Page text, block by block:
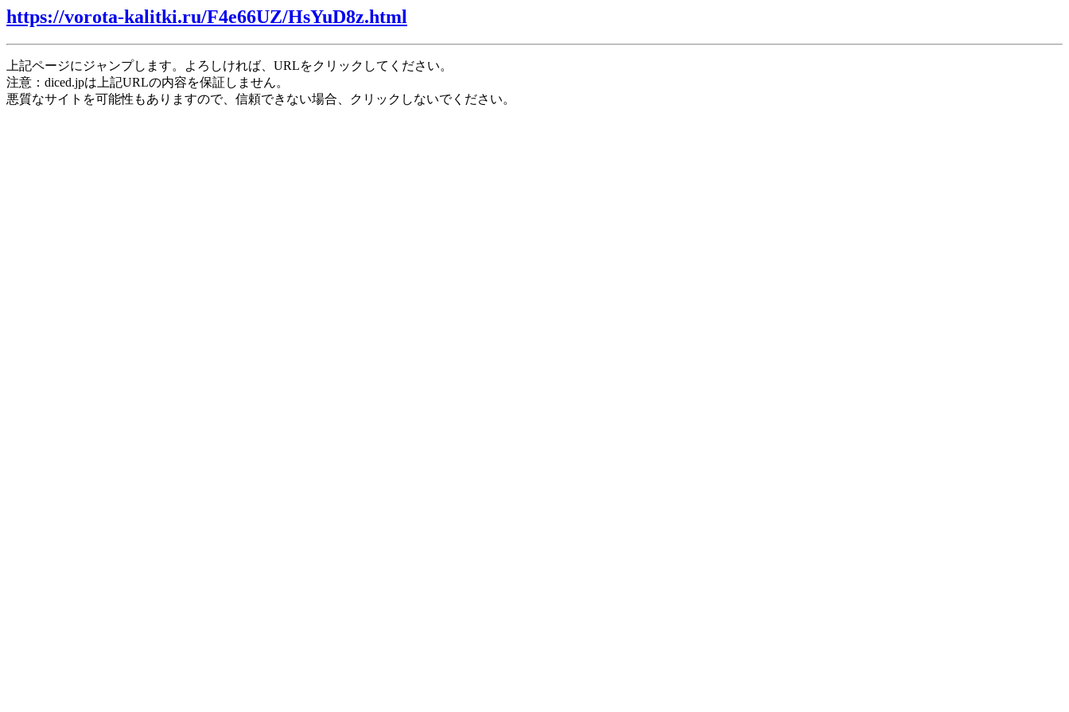
https://vorota-kalitki.ru/F4e66UZ/HsYuD8z.html
上記ページにジャンプします。よろしければ、URLをクリックしてください。
注意：diced.jpは上記URLの内容を保証しません。
悪質なサイトを可能性もありますので、信頼できない場合、クリックしないでください。